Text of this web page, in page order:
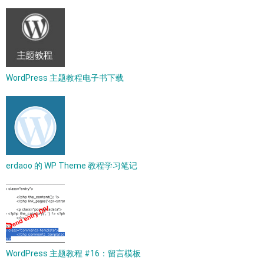
WordPress 主题教程电子书下载
erdaoo 的 WP Theme 教程学习笔记
WordPress 主题教程 #16：留言模板